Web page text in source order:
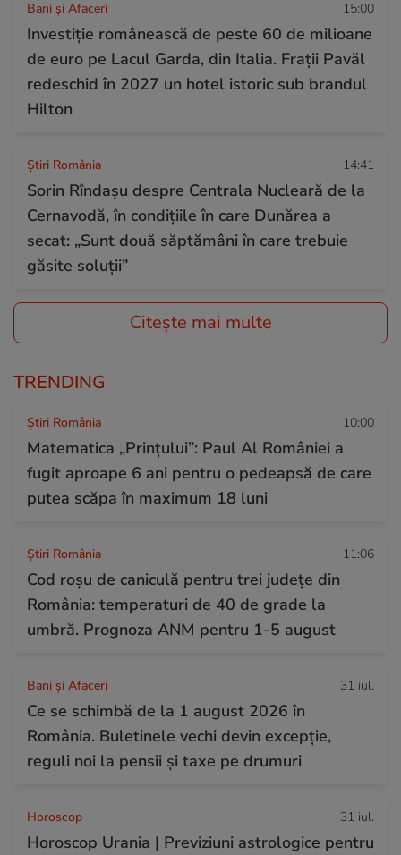
Bani și Afaceri 15:00
Investiție românească de peste 60 de milioane
de euro pe Lacul Garda, din Italia. Frații Pavăl
redeschid în 2027 un hotel istoric sub brandul
Hilton
Știri România 14:41
Sorin Rîndașu despre Centrala Nucleară de la
Cernavodă, în condițiile în care Dunărea a
secat: „Sunt două săptămâni în care trebuie
găsite soluții”
Citește mai multe
TRENDING
Știri România 10:00
Matematica „Prințului”: Paul Al României a
fugit aproape 6 ani pentru o pedeapsă de care
putea scăpa în maximum 18 luni
Știri România 11:06
Cod roșu de caniculă pentru trei județe din
România: temperaturi de 40 de grade la
umbră. Prognoza ANM pentru 1-5 august
Bani și Afaceri 31 iul.
Ce se schimbă de la 1 august 2026 în
România. Buletinele vechi devin excepție,
reguli noi la pensii și taxe pe drumuri
Horoscop 31 iul.
Horoscop Urania | Previziuni astrologice pentru